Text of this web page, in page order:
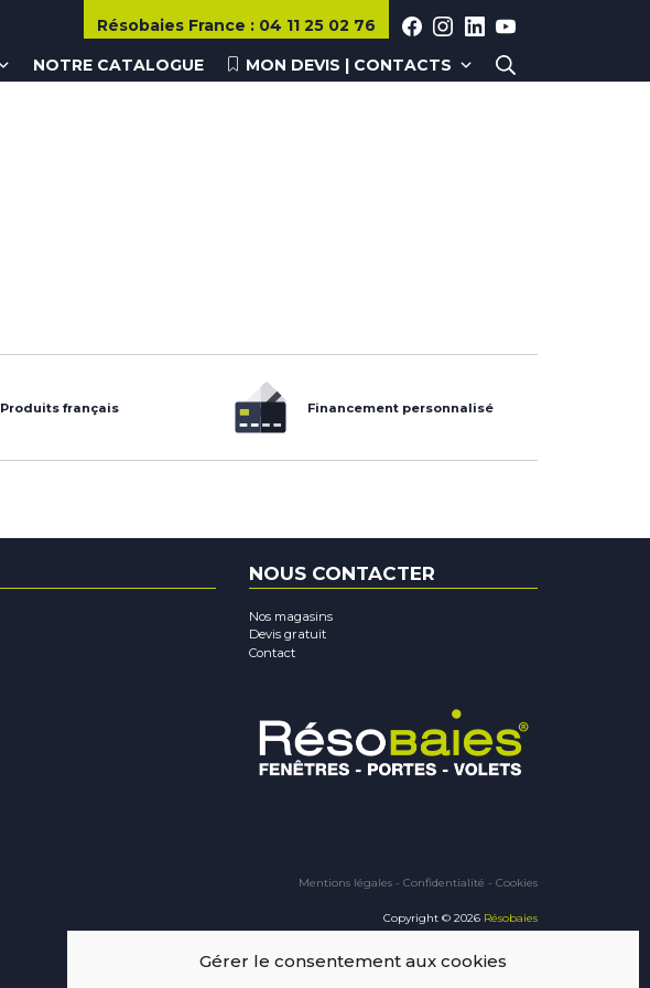
Gérer le consentement aux cookies
Résobaies France : 04 11 25 02 76 FACEBOOK
INSTAGRAM
LINKEDIN
YOUTUBE
NOTRE CATALOGUE MON DEVIS | CONTACTS
Produits français Financement personnalisé
NOUS CONTACTER
Nos magasins
Devis gratuit
Contact
Mentions légales - Confidentialité - Cookies
Copyright © 2026 Résobaies